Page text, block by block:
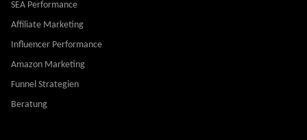
SEA Performance
Affiliate Marketing
Influencer Performance
Amazon Marketing
Funnel Strategien
Beratung